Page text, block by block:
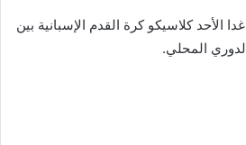
الأحد كلاسيكو كرة القدم الإسبانية بين
المحلي.